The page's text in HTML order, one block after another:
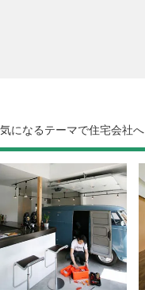
気になるテーマで住宅会社へ